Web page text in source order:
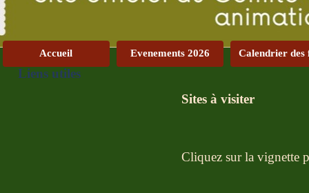
Accueil Evenements 2026 Calendrier des
Liens utiles
Sites à visiter
Cliquez sur la vignette